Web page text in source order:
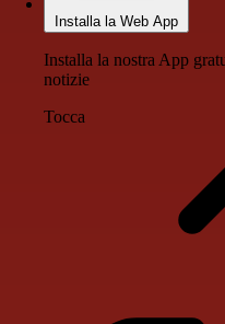
Installa la Web App
Installa la nostra App
notizie
Tocca